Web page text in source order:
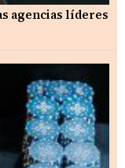
agencias líderes